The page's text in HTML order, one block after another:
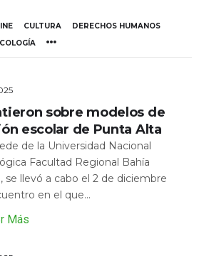
CULTURA
DERECHOS HUMANOS
sobre modelos de
escolar de Punta Alta
de la Universidad Nacional
Facultad Regional Bahía
se llevó a cabo el 2 de diciembre
en el que...
Más